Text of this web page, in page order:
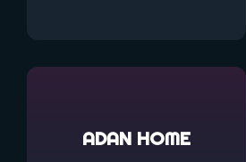
ADAN HOME